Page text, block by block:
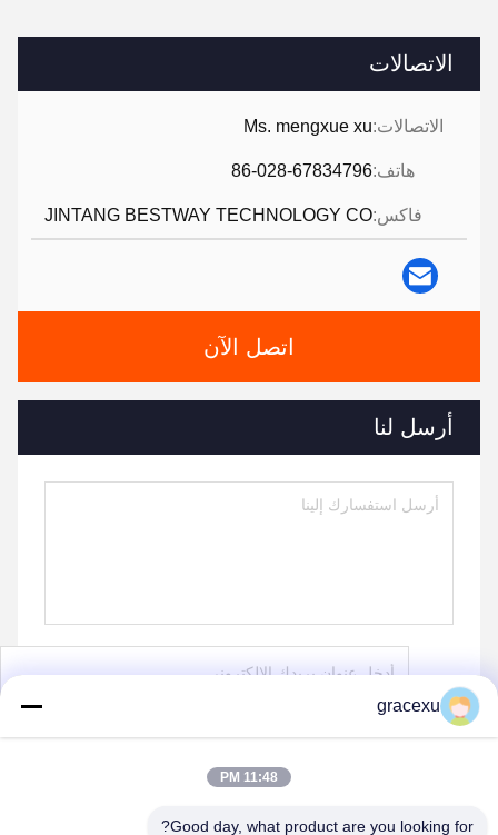
الاتصالات
الاتصالات:Ms. mengxue xu
هاتف:86-028-67834796
فاكس:JINTANG BESTWAY TECHNOLOGY CO
اتصل الآن
أرسل لنا
ارسل
gracexu
11:48 PM
Good day, what product are you looking for?